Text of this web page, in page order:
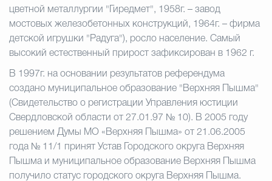
цветной металлургии "Гиредмет", 1958г. – завод
мостовых железобетонных конструкций, 1964г. – фирма
детской игрушки "Радуга"), росло население. Самый
высокий естественный прирост зафиксирован в 1962 г.
В 1997г. на основании результатов референдума
создано муниципальное образование "Верхняя Пышма"
(Свидетельство о регистрации Управления юстиции
Свердловской области от 27.01.97 № 10). В 2005 году
решением Думы МО «Верхняя Пышма» от 21.06.2005
года № 11/1 принят Устав Городского округа Верхняя
Пышма и муниципальное образование Верхняя Пышма
получило статус городского округа Верхняя Пышма.